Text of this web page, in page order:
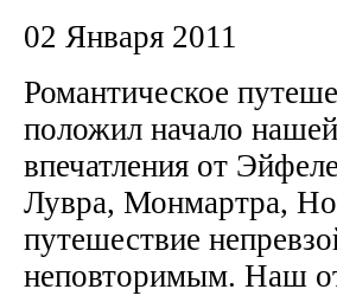
02 Января 2011
Романтическое
положил начало
впечатления от
Лувра, Монмартра,
путешествие
неповторимым. Наш